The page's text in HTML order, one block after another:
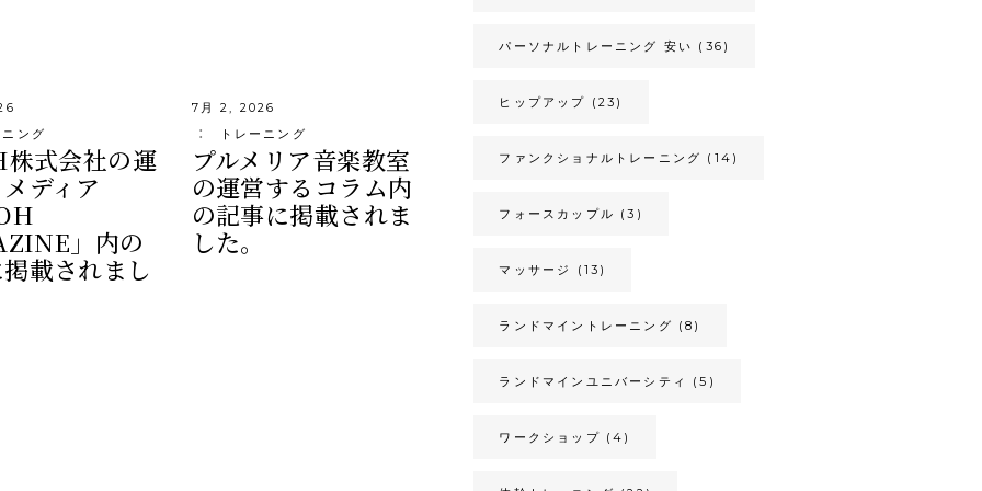
ング
式会社の運
ディア
」内の
載されまし
7月 2, 2026
トレーニング
プルメリア音楽教室
の運営するコラム内
の記事に掲載されま
した。
パーソナルトレーニング 安い (36)
ヒップアップ (23)
ファンクショナルトレーニング (14)
フォースカップル (3)
マッサージ (13)
ランドマイントレーニング (8)
ランドマインユニバーシティ (5)
ワークショップ (4)